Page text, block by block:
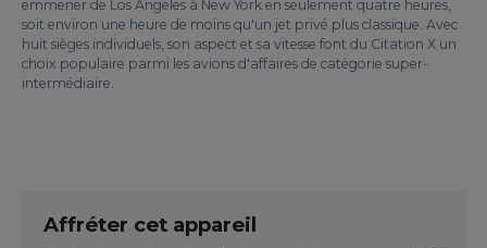
emmener de Los Angeles à New York en seulement quatre heures,
soit environ une heure de moins qu'un jet privé plus classique. Avec
huit sièges individuels, son aspect et sa vitesse font du Citation X un
choix populaire parmi les avions d'affaires de catégorie super-
intermédiaire.
Affréter cet appareil